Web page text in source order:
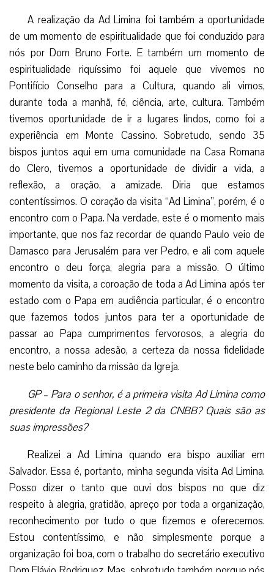
A realização da Ad Limina foi também a oportunidade
de um momento de espiritualidade que foi conduzido para
nós por Dom Bruno Forte. E também um momento de
espiritualidade riquíssimo foi aquele que vivemos no
Pontifício Conselho para a Cultura, quando ali vimos,
durante toda a manhã, fé, ciência, arte, cultura. Também
tivemos oportunidade de ir a lugares lindos, como foi a
experiência em Monte Cassino. Sobretudo, sendo 35
bispos juntos aqui em uma comunidade na Casa Romana
do Clero, tivemos a oportunidade de dividir a vida, a
reflexão, a oração, a amizade. Diria que estamos
contentíssimos. O coração da visita “Ad Limina”, porém, é o
encontro com o Papa. Na verdade, este é o momento mais
importante, que nos faz recordar de quando Paulo veio de
Damasco para Jerusalém para ver Pedro, e ali com aquele
encontro o deu força, alegria para a missão. O último
momento da visita, a coroação de toda a Ad Limina após ter
estado com o Papa em audiência particular, é o encontro
que fazemos todos juntos para ter a oportunidade de
passar ao Papa cumprimentos fervorosos, a alegria do
encontro, a nossa adesão, a certeza da nossa fidelidade
GP – Para o senhor, é a primeira visita Ad Limina como
presidente da Regional Leste 2 da CNBB? Quais são as
Realizei a Ad Limina quando era bispo auxiliar em
Salvador. Essa é, portanto, minha segunda visita Ad Limina.
Posso dizer o tanto que ouvi dos bispos no que diz
respeito à alegria, gratidão, apreço por toda a organização,
reconhecimento por tudo o que fizemos e oferecemos.
Estou contentíssimo, e não simplesmente porque a